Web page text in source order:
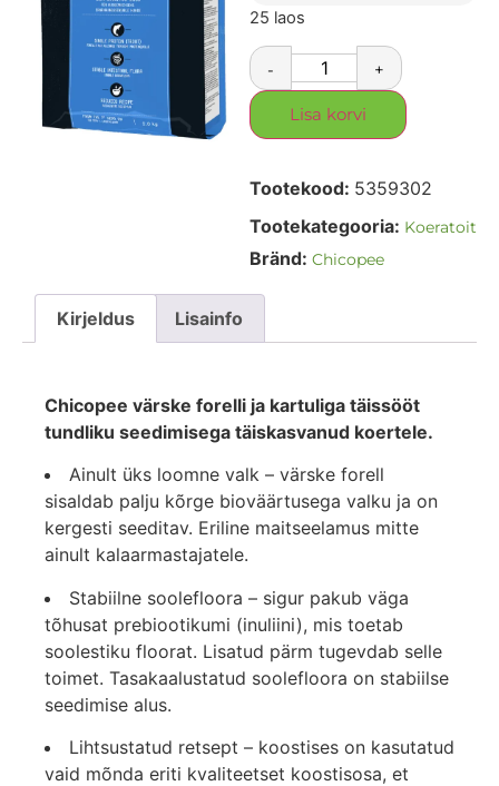
25 laos
- +
Lisa korvi
Tootekood: 5359302
Tootekategooria: Koeratoit
Bränd: Chicopee
Kirjeldus Lisainfo
Chicopee värske forelli ja kartuliga täissööt
tundliku seedimisega täiskasvanud koertele.
Ainult üks loomne valk – värske forell
sisaldab palju kõrge bioväärtusega valku ja on
kergesti seeditav. Eriline maitseelamus mitte
ainult kalaarmastajatele.
Stabiilne soolefloora – sigur pakub väga
tõhusat prebiootikumi (inuliini), mis toetab
soolestiku floorat. Lisatud pärm tugevdab selle
toimet. Tasakaalustatud soolefloora on stabiilse
seedimise alus.
Lihtsustatud retsept – koostises on kasutatud
vaid mõnda eriti kvaliteetset koostisosa, et